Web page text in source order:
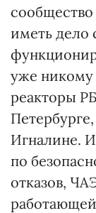
сообщество
иметь дело
уже никому
реакторы
Игналине.
по
отказов,